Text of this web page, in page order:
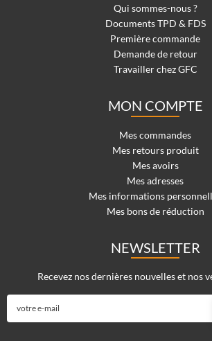
Qui sommes-nous ?
Documents TPD & FDS
Première commande
Demande de retour
Travailler chez GFC
MON COMPTE
Mes commandes
Mes retours produit
Mes avoirs
Mes adresses
Mes informations
Mes bons de réduction
NEWSLETTER
Recevez nos dernières nouvelles et nos